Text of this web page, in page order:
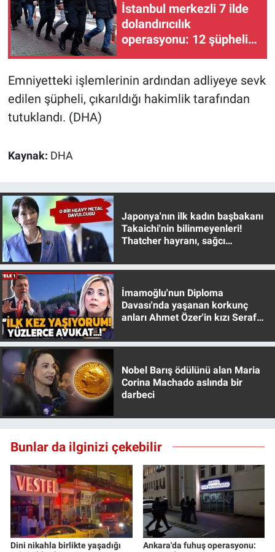
İstanbul merkezli 7 ilde
dolandırıcılık
operasyonu: 12 şüpheli
Emniyetteki işlemlerinin ardından adliyeye sevk
edilen şüpheli, çıkarıldığı hakimlik tarafından
tutuklandı. (DHA)
Kaynak: DHA
Japonya'nın ilk kadın başbakanı
Takaichi'nin bilinmeyenleri!
Thatcher hayranı, sağcı
İmamoğlu'nun Diploma
Davası'nda yaşanan korkunç
anları Ahmet Özer'in kızı Seraf
Nobel Barış ödülünü alan Maria
Corina Machado aslında bir
darbeci
Bunlar da ilginizi çekebilir
Dini nikahla birlikte yaşadığı
Ankara'da fuhuş operasyonu:
Nedir
Popüler
Sağlık
Teknoloji
Türkiye'nin Geleceği
Türkiye'nin Gündemi
Yerel Gündem
Yerel Yaşam
Canlı Yayın